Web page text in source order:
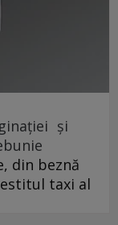
și
din beznă
taxi al